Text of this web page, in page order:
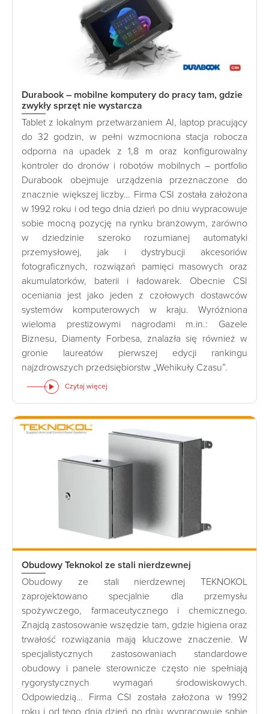
Durabook – mobilne komputery do pracy tam, gdzie
zwykły sprzęt nie wystarcza
Tablet z lokalnym przetwarzaniem AI, laptop pracujący
do 32 godzin, w pełni wzmocniona stacja robocza
odporna na upadek z 1,8 m oraz konfigurowalny
kontroler do dronów i robotów mobilnych – portfolio
Durabook obejmuje urządzenia przeznaczone do
znacznie większej liczby… Firma CSI została założona
w 1992 roku i od tego dnia dzień po dniu wypracowuje
sobie mocną pozycję na rynku branżowym, zarówno
w dziedzinie szeroko rozumianej automatyki
przemysłowej, jak i dystrybucji akcesoriów
fotograficznych, rozwiązań pamięci masowych oraz
akumulatorków, baterii i ładowarek. Obecnie CSI
oceniania jest jako jeden z czołowych dostawców
systemów komputerowych w kraju. Wyróżniona
wieloma prestiżowymi nagrodami m.in.: Gazele
Biznesu, Diamenty Forbesa, znalazła się również w
gronie laureatów pierwszej edycji rankingu
najzdrowszych przedsiębiorstw „Wehikuły Czasu”.
Czytaj więcej
Obudowy Teknokol ze stali nierdzewnej
Obudowy ze stali nierdzewnej TEKNOKOL
zaprojektowano specjalnie dla przemysłu
spożywczego, farmaceutycznego i chemicznego.
Znajdą zastosowanie wszędzie tam, gdzie higiena oraz
trwałość rozwiązania mają kluczowe znaczenie. W
specjalistycznych zastosowaniach standardowe
obudowy i panele sterownicze często nie spełniają
rygorystycznych wymagań środowiskowych.
Odpowiedzią… Firma CSI została założona w 1992